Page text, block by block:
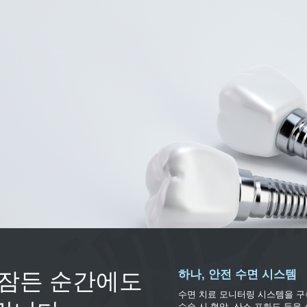
든 순간에도
하나, 안전 수면 시스템
수면 치료 모니터링 시스템을 구